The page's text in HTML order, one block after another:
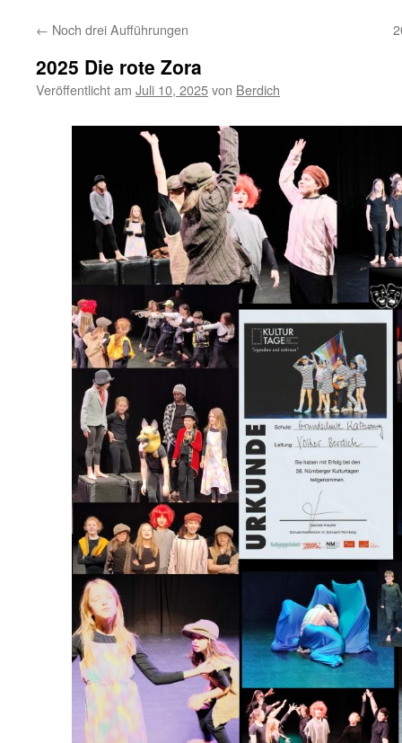
← Noch drei Aufführungen
2025 Die rote Zora
Veröffentlicht am Juli 10, 2025von Berdich